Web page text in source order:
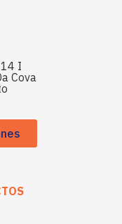
I
Cova